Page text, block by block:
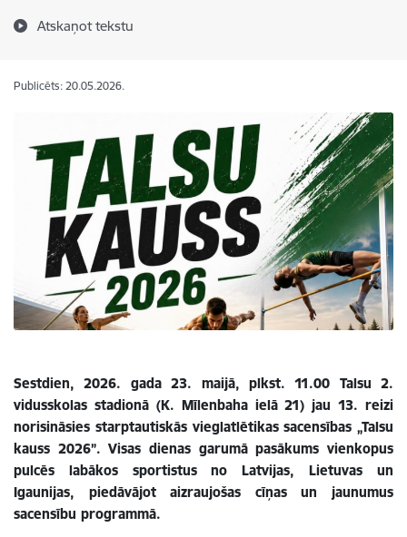
Atskaņot tekstu
Publicēts: 20.05.2026.
Sestdien, 2026. gada 23. maijā, plkst. 11.00 Talsu 2.
vidusskolas stadionā (K. Mīlenbaha ielā 21) jau 13. reizi
norisināsies starptautiskās vieglatlētikas sacensības „Talsu
kauss 2026”. Visas dienas garumā pasākums vienkopus
pulcēs labākos sportistus no Latvijas, Lietuvas un
Igaunijas, piedāvājot aizraujošas cīņas un jaunumus
sacensību programmā.